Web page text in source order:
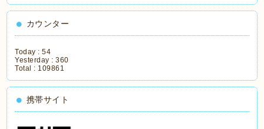
カウンター
Today :54
Yesterday :360
Total : 109861
携帯サイト